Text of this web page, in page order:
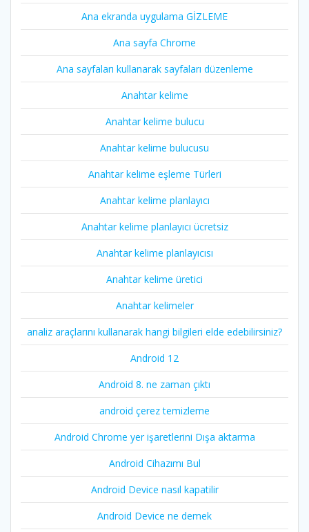
Ana ekranda uygulama GİZLEME
Ana sayfa Chrome
Ana sayfaları kullanarak sayfaları düzenleme
Anahtar kelime
Anahtar kelime bulucu
Anahtar kelime bulucusu
Anahtar kelime eşleme Türleri
Anahtar kelime planlayıcı
Anahtar kelime planlayıcı ücretsiz
Anahtar kelime planlayıcısı
Anahtar kelime üretici
Anahtar kelimeler
analiz araçlarını kullanarak hangi bilgileri elde edebilirsiniz?
Android 12
Android 8. ne zaman çıktı
android çerez temizleme
Android Chrome yer işaretlerini Dışa aktarma
Android Cihazımı Bul
Android Device nasıl kapatilir
Android Device ne demek